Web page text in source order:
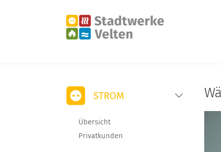
PRIVATKUNDEN
STROM
Übersicht
Privatkunden